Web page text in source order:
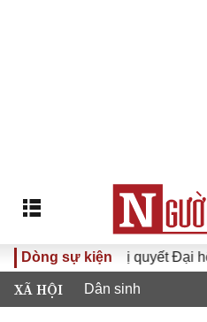
Dòng sự kiện
Đưa Nghị quyết Đại hội Đảng
XÃ HỘI Dân sinh